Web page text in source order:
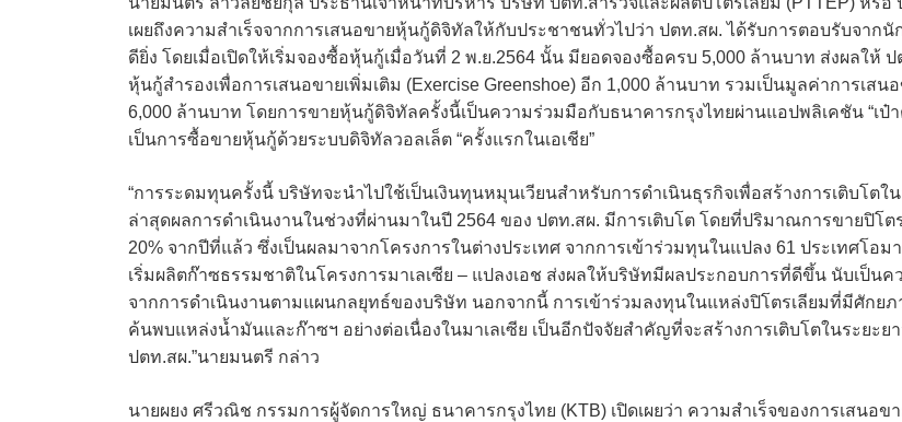
เผยถึงความสำเร็จจากการเสนอขายหุ้นกู้ดิจิทัลให้กับประชาชนทั่วไปว่า ปตท.สผ. ได้รับการตอบรับจากนั
ดียิ่ง โดยเมื่อเปิดให้เริ่มจองซื้อหุ้นกู้เมื่อวันที่ 2 พ.ย.2564 นั้น มียอดจองซื้อครบ 5,000 ล้านบาท ส่งผลให้ ป
หุ้นกู้สำรองเพื่อการเสนอขายเพิ่มเติม (Exercise Greenshoe) อีก 1,000 ล้านบาท รวมเป็นมูลค่าการเสน
6,000 ล้านบาท โดยการขายหุ้นกู้ดิจิทัลครั้งนี้เป็นความร่วมมือกับธนาคารกรุงไทยผ่านแอปพลิเคชัน “เป๋า
เป็นการซื้อขายหุ้นกู้ด้วยระบบดิจิทัลวอลเล็ต “ครั้งแรกในเอเชีย”
“การระดมทุนครั้งนี้ บริษัทจะนำไปใช้เป็นเงินทุนหมุนเวียนสำหรับการดำเนินธุรกิจเพื่อสร้างการเติบโตใ
ล่าสุดผลการดำเนินงานในช่วงที่ผ่านมาในปี 2564 ของ ปตท.สผ. มีการเติบโต โดยที่ปริมาณการขายปิโต
20% จากปีที่แล้ว ซึ่งเป็นผลมาจากโครงการในต่างประเทศ จากการเข้าร่วมทุนในแปลง 61 ประเทศโอม
เริ่มผลิตก๊าซธรรมชาติในโครงการมาเลเซีย – แปลงเอช ส่งผลให้บริษัทมีผลประกอบการที่ดีขึ้น นับเป็นค
จากการดำเนินงานตามแผนกลยุทธ์ของบริษัท นอกจากนี้ การเข้าร่วมลงทุนในแหล่งปิโตรเลียมที่มีศักยภ
ค้นพบแหล่งน้ำมันและก๊าซฯ อย่างต่อเนื่องในมาเลเซีย เป็นอีกปัจจัยสำคัญที่จะสร้างการเติบโตในระยะย
ปตท.สผ.”นายมนตรี กล่าว
นายผยง ศรีวณิช กรรมการผู้จัดการใหญ่ ธนาคารกรุงไทย (KTB) เปิดเผยว่า ความสำเร็จของการเสนอข